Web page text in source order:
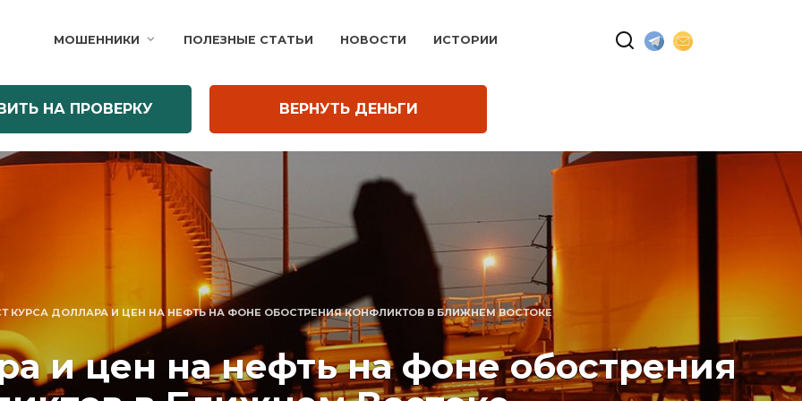
МОШЕННИКИ ПОЛЕЗНЫЕ СТАТЬИ НОВОСТИ ИСТОРИИ
НА ПРОВЕРКУ ВЕРНУТЬ ДЕНЬГИ
КУРСА ДОЛЛАРА И ЦЕН НА НЕФТЬ НА ФОНЕ ОБОСТРЕНИЯ КОНФЛИКТОВ В БЛИЖНЕМ ВОСТОКЕ
и цен на нефть на фоне обострения